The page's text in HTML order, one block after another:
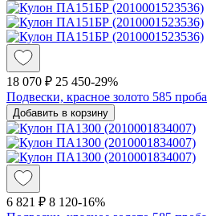
18 070 ₽ 25 450-29%
Подвески, красное золото 585 проба
Добавить в корзину
6 821 ₽ 8 120-16%